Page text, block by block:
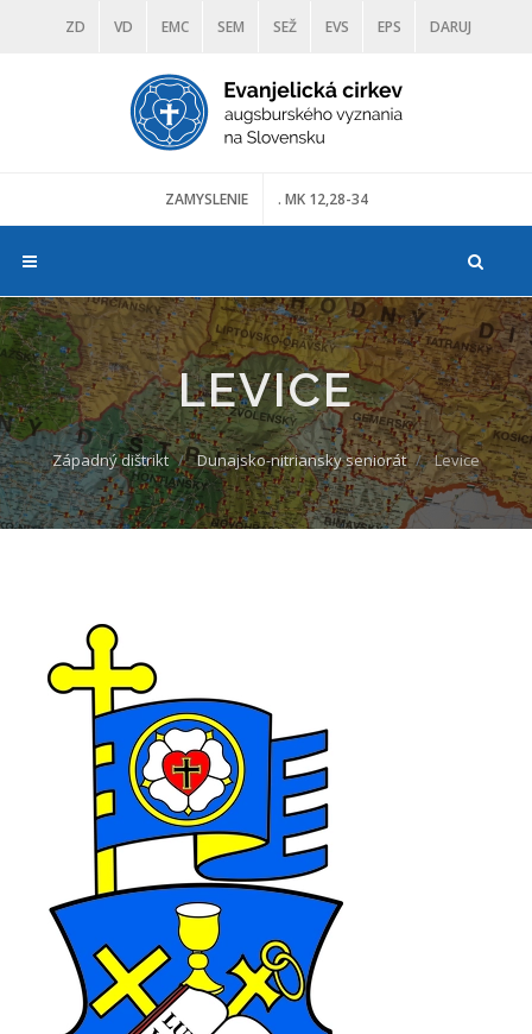
ZD VD EMC SEM SEŽ EVS EPS DARUJ
DIAKONIA ŠKOLY TRANOSCIUS
ZAMYSLENIE . MK 12,28-34
LEVICE
Západný dištrikt Dunajsko-nitriansky seniorát Levice